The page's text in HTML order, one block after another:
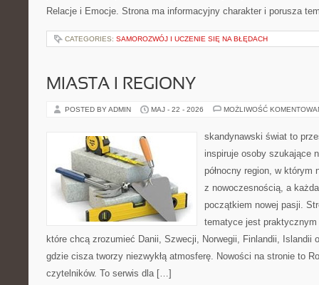
Relacje i Emocje. Strona ma informacyjny charakter i porusza
CATEGORIES: SAMOROZWÓJ I UCZENIE SIĘ NA BŁĘDACH
MIASTA I REGIONY
POSTED BY ADMIN MAJ - 22 - 2026 MOŻLIWOŚĆ
skandynawski świat to
inspiruje osoby szukające
północny region, w którym
z nowoczesnością, a
początkiem nowej pasji.
tematyce jest
które chcą zrozumieć Danii, Szwecji, Norwegii, Finlandii, Islandii
gdzie cisza tworzy niezwykłą atmosferę. Nowości na stronie to
czytelników. To serwis dla […]